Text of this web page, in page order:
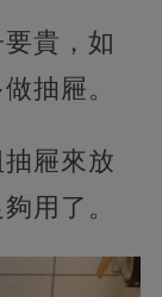
貴，如
抽屜。
屜來放
用了。